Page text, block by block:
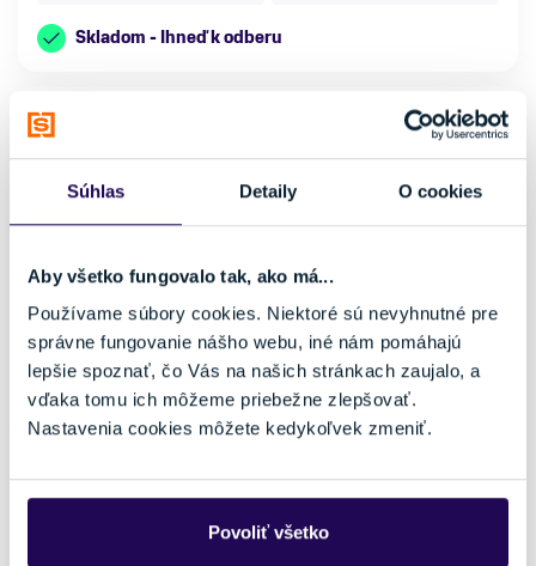
Súhlas Detaily O cookies
Aby všetko fungovalo tak, ako má...
Používame súbory cookies. Niektoré sú nevyhnutné pre
správne fungovanie nášho webu, iné nám pomáhajú
lepšie spoznať, čo Vás na našich stránkach zaujalo, a
vďaka tomu ich môžeme priebežne zlepšovať.
Nastavenia cookies môžete kedykoľvek zmeniť.
Povoliť všetko
Skladom - Ihneď k odberu
Lyžiarske nohavice Fischer Premier JR Pants Lavander
-35 %
99,99 €
64,99 €